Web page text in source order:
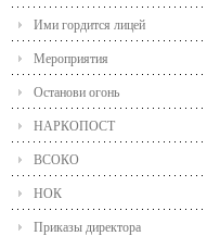
Ими гордится лицей
Мероприятия
Останови огонь
НАРКОПОСТ
ВСОКО
НОК
Приказы директора